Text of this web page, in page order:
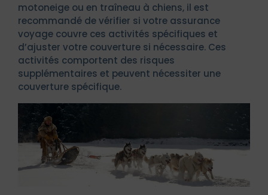
motoneige ou en traîneau à chiens, il est
recommandé de vérifier si votre assurance
voyage couvre ces activités spécifiques et
d’ajuster votre couverture si nécessaire. Ces
activités comportent des risques
supplémentaires et peuvent nécessiter une
couverture spécifique.